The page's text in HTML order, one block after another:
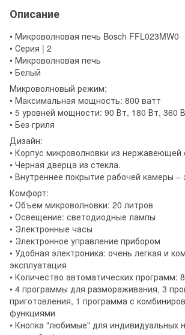
Описание
• Микроволновая печь Bosch FFL023MW0
• Серия | 2
• Микроволновая печь
• Белый
Микроволновый режим:
• Максимальная мощность: 800 ватт
• 5 уровней мощности: 90 Вт, 180 Вт, 360
• Без гриля
Дизайн:
• Корпус микроволновки из нержавеющей
• Черная дверца из стекла.
• Внутреннее покрытие рабочей камеры –
Комфорт:
• Объем микроволновки: 20 литров
• Освещение: светодиодные лампы
• Электронные часы
• Электронное управление прибором
• Удобная электроника: очень легкая и
эксплуатация
• Количество автоматических программ:
• 4 программы для размораживания, 3
приготовления, 1 программа с
функциями
• Кнопка "любимые" для индивидуальных